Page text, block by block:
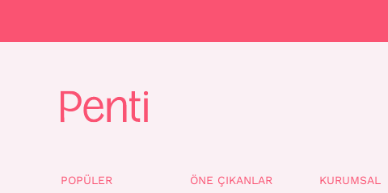
POPÜLER ÖNE ÇIKANLAR KURUMSAL